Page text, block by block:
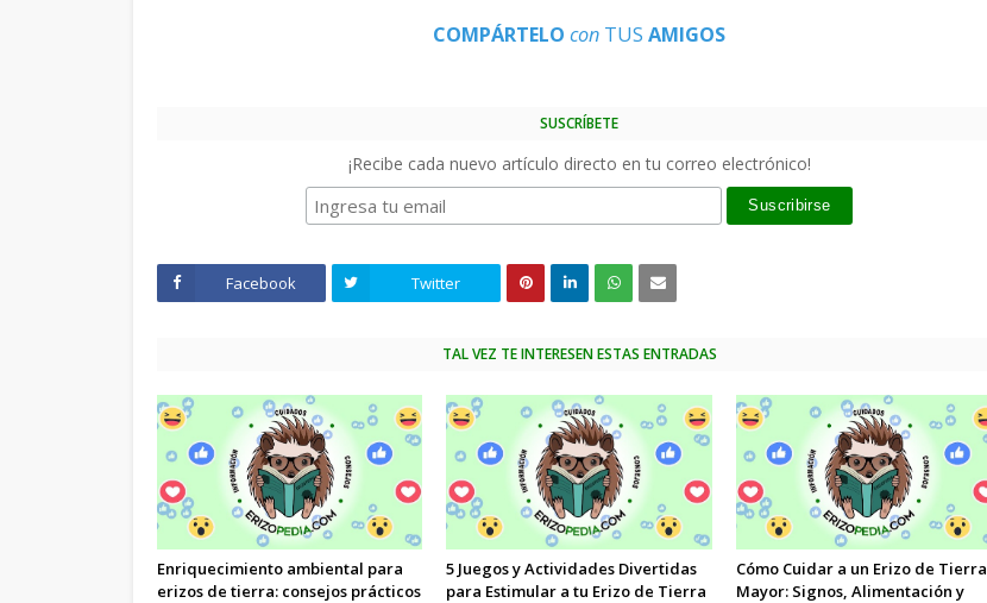
COMPÁRTELO con TUS AMIGOS
SUSCRÍBETE
¡Recibe cada nuevo artículo directo en tu correo electrónico!
Facebook Twitter
TAL VEZ TE INTERESEN ESTAS ENTRADAS
Enriquecimiento ambiental para
erizos de tierra: consejos prácticos
5 Juegos y Actividades Divertidas
para Estimular a tu Erizo de Tierra
Cómo Cuidar a un Erizo de Tierra
Mayor: Signos, Alimentación y